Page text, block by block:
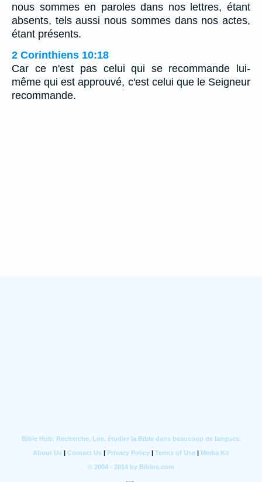
nous sommes en paroles dans nos lettres, étant
absents, tels aussi nous sommes dans nos actes,
étant présents.
2 Corinthiens 10:18
Car ce n'est pas celui qui se recommande lui-
même qui est approuvé, c'est celui que le Seigneur
recommande.